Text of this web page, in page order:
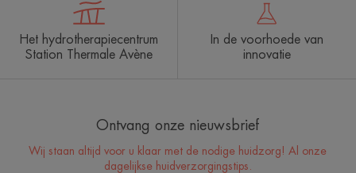
Het hydrotherapiecentrum
Station Thermale Avène
In de voorhoede van
innovatie
Ontvang onze nieuwsbrief
Wij staan altijd voor u klaar met de nodige huidzorg! Al onze
dagelijkse huidverzorgingstips.